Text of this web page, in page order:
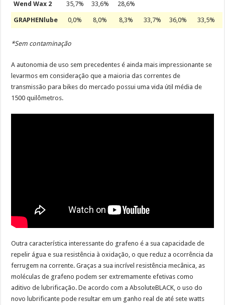
Wend Wax 2 35,7% 33,6% 28,6%
GRAPHENlube 0,0% 8,0% 8,3% 33,7% 36,0% 33,5%
*Sem contaminação
A autonomia de uso sem precedentes é ainda mais impressionante se
levarmos em consideração que a maioria das correntes de
transmissão para bikes do mercado possui uma vida útil média de
1500 quilômetros.
Outra característica interessante do grafeno é a sua capacidade de
repelir água e sua resistência à oxidação, o que reduz a ocorrência da
ferrugem na corrente. Graças a sua incrível resistência mecânica, as
moléculas de grafeno podem ser extremamente efetivas como
aditivo de lubrificação. De acordo com a AbsoluteBLACK, o uso do
novo lubrificante pode resultar em um ganho real de até sete watts